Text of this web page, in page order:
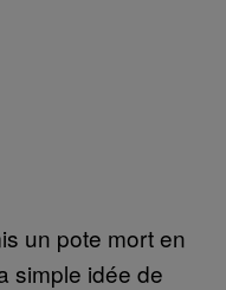
un pote mort en
simple idée de